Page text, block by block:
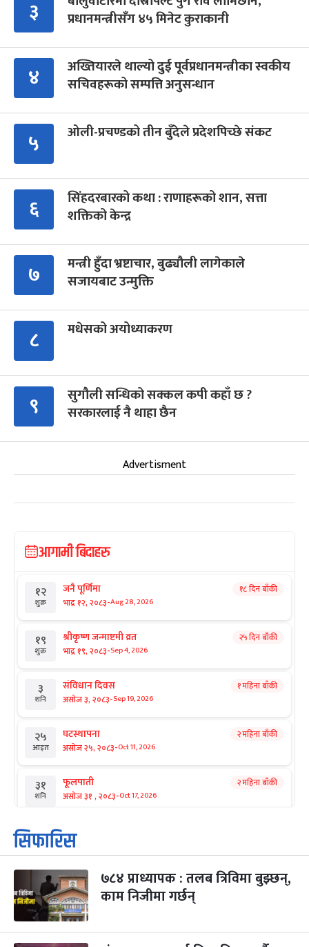
३
प्रधानमन्त्रीसँग ४५ मिनेट कुराकानी
४
अख्तियारले थाल्यो दुई पूर्वप्रधानमन्त्रीका स्वकीय
सचिवहरूको सम्पत्ति अनुसन्धान
५ ओली-प्रचण्डको तीन बुँदेले प्रदेशपिच्छे संकट
६
सिंहदरबारको कथा : राणाहरूको शान, सत्ता
शक्तिको केन्द्र
७
मन्त्री हुँदा भ्रष्टाचार, बुढ्यौली लागेकाले
सजायबाट उन्मुक्ति
८ मधेसको अयोध्याकरण
९
सुगौली सन्धिको सक्कल कपी कहाँ छ ?
सरकारलाई नै थाहा छैन
Advertisment
आगामी बिदाहरु
१२
शुक्र
जनै पूर्णिमा
भाद्र १२, २०८३-Aug 28, 2026
१८ दिन बाँकी
१९
शुक्र
श्रीकृष्ण जन्माष्टमी व्रत
भाद्र १९, २०८३-Sep 4, 2026
२५ दिन बाँकी
३
शनि
संविधान दिवस
असोज ३, २०८३-Sep 19, 2026
१ महिना बाँकी
२५
आइत
घटस्थापना
असोज २५, २०८३-Oct 11, 2026
२ महिना बाँकी
३१
शनि
फूलपाती
असोज ३१ , २०८३-Oct 17, 2026
२ महिना बाँकी
१
आइत
कार्तिक सङ्क्रान्ति
कार्तिक १, २०८३
३
मंगल
महानवमी
कार्तिक ३, २०८३-Oct 20, 2026
२ महिना बाँकी
४
बुध कार्तिक ४, २०८३
सिफारिस
७८४ प्राध्यापक : तलब त्रिविमा बुझ्छन्,
काम निजीमा गर्छन्